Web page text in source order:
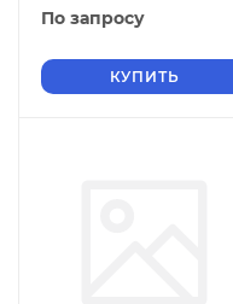
По запросу
КУПИТЬ